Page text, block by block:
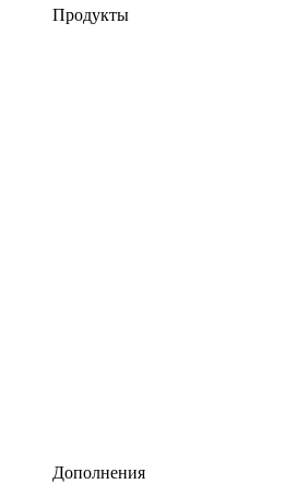
Продукты
Дополнения